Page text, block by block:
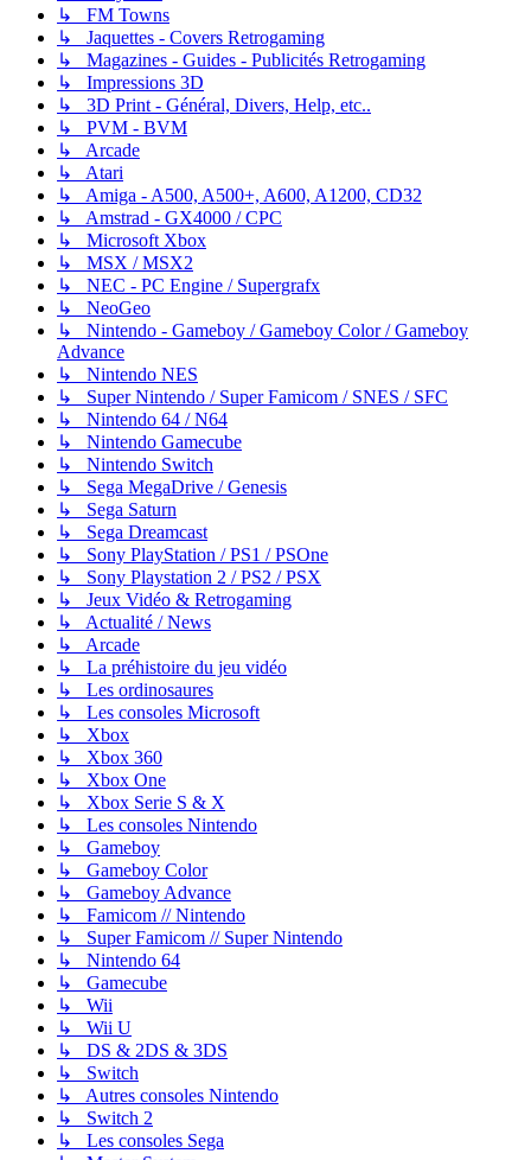
↳ FM Towns
↳ Jaquettes - Covers Retrogaming
↳ Magazines - Guides - Publicités Retrogaming
↳ Impressions 3D
↳ 3D Print - Général, Divers, Help, etc..
↳ PVM - BVM
↳ Arcade
↳ Atari
↳ Amiga - A500, A500+, A600, A1200, CD32
↳ Amstrad - GX4000 / CPC
↳ Microsoft Xbox
↳ MSX / MSX2
↳ NEC - PC Engine / Supergrafx
↳ NeoGeo
↳ Nintendo - Gameboy / Gameboy Color / Gameboy
Advance
↳ Nintendo NES
↳ Super Nintendo / Super Famicom / SNES / SFC
↳ Nintendo 64 / N64
↳ Nintendo Gamecube
↳ Nintendo Switch
↳ Sega MegaDrive / Genesis
↳ Sega Saturn
↳ Sega Dreamcast
↳ Sony PlayStation / PS1 / PSOne
↳ Sony Playstation 2 / PS2 / PSX
↳ Jeux Vidéo & Retrogaming
↳ Actualité / News
↳ Arcade
↳ La préhistoire du jeu vidéo
↳ Les ordinosaures
↳ Les consoles Microsoft
↳ Xbox
↳ Xbox 360
↳ Xbox One
↳ Xbox Serie S & X
↳ Les consoles Nintendo
↳ Gameboy
↳ Gameboy Color
↳ Gameboy Advance
↳ Famicom // Nintendo
↳ Super Famicom // Super Nintendo
↳ Nintendo 64
↳ Gamecube
↳ Wii
↳ Wii U
↳ DS & 2DS & 3DS
↳ Switch
↳ Autres consoles Nintendo
↳ Switch 2
↳ Les consoles Sega